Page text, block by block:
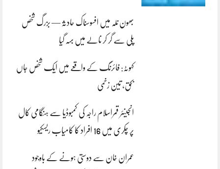
بھون نلہ میں افسوسناک حادثہ — بزرگ شخص
پلی سے گر کر نالے میں بہہ گیا
کہوٹہ: فائرنگ کے واقعے میں ایک شخص جاں
بحق، تین زخمی
انجینئر قمراسلام راجہ کی کمبوڈیا سے ہنگامی کال
پر چکری میں 16 افراد کا کامیاب ریسکیو
عمران خان سے دوستی ہونے کے باوجود